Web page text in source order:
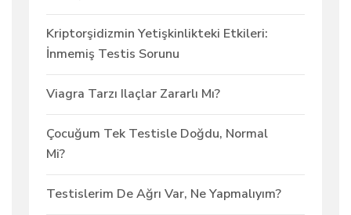
Kriptorşidizmin Yetişkinlikteki Etkileri:
İnmemiş Testis Sorunu
Viagra Tarzı Ilaçlar Zararlı Mı?
Çocuğum Tek Testisle Doğdu, Normal
Mi?
Testislerim De Ağrı Var, Ne Yapmalıyım?